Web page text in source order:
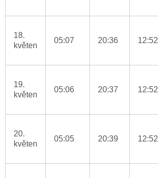
18.
květen
05:07 20:36 12:52
19.
květen
05:06 20:37 12:52
20.
květen
05:05 20:39 12:52